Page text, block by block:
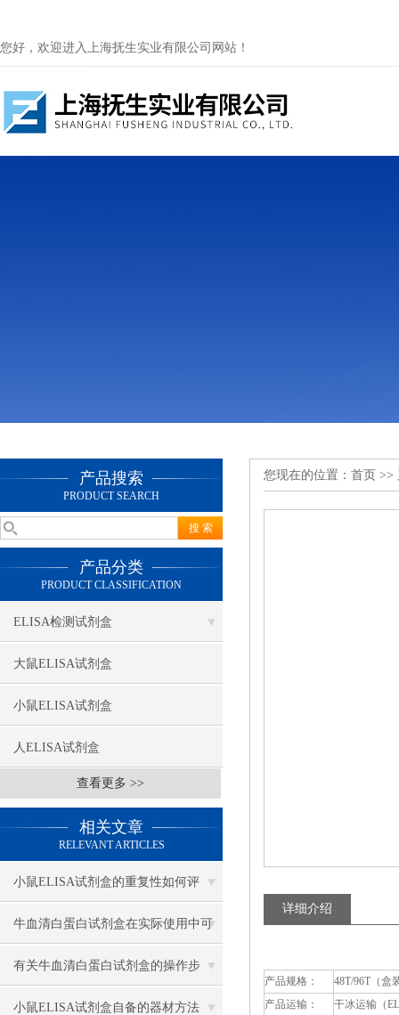
您好，欢迎进入上海抚生实业有限公司网站！
产品搜索
PRODUCT SEARCH
产品分类
PRODUCT CLASSIFICATION
ELISA检测试剂盒
大鼠ELISA试剂盒
小鼠ELISA试剂盒
人ELISA试剂盒
查看更多 >>
相关文章
RELEVANT ARTICLES
小鼠ELISA试剂盒的重复性如何评
估？
牛血清白蛋白试剂盒在实际使用中可
分为多种类型测定
有关牛血清白蛋白试剂盒的操作步
骤，以下有详细说明
小鼠ELISA试剂盒自备的器材方法
您现在的位置： 首页 >>
详细介绍
产品规格：
48T/96T（盒
产品运输：
干冰运输（